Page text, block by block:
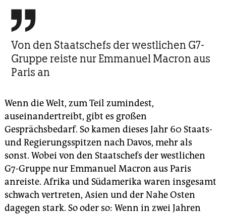

Von den Staatschefs der westlichen G7-
Gruppe reiste nur Emmanuel Macron aus
Paris an
Wenn die Welt, zum Teil zumindest,
auseinandertreibt, gibt es großen
Gesprächsbedarf. So kamen dieses Jahr 60 Staats-
und Regierungsspitzen nach ­Davos, mehr als
sonst. Wobei von den Staatschefs der westlichen
G7-Gruppe nur Emmanuel Macron aus Paris
anreiste. Afrika und Südamerika waren insgesamt
schwach vertreten, Asien und der Nahe Osten
dagegen stark. So oder so: Wenn in zwei Jahren